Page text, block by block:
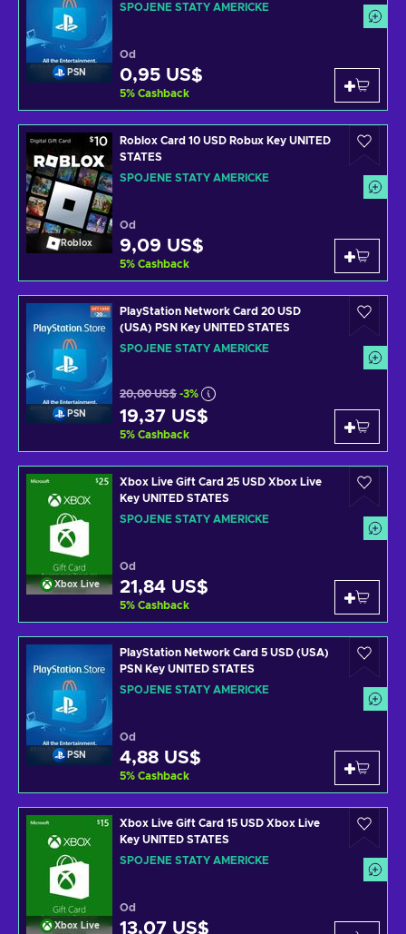
PSN
SPOJENÉ STÁTY AMERICKÉ
Od
0,95 US$
5% Cashback
Roblox
Roblox Card 10 USD Robux Key UNITED
STATES
SPOJENÉ STÁTY AMERICKÉ
Od
9,09 US$
5% Cashback
PSN
PlayStation Network Card 20 USD
(USA) PSN Key UNITED STATES
SPOJENÉ STÁTY AMERICKÉ
20,00 US$ -3%
19,37 US$
5% Cashback
Xbox Live
Xbox Live Gift Card 25 USD Xbox Live
Key UNITED STATES
SPOJENÉ STÁTY AMERICKÉ
Od
21,84 US$
5% Cashback
PSN
PlayStation Network Card 5 USD (USA)
PSN Key UNITED STATES
SPOJENÉ STÁTY AMERICKÉ
Od
4,88 US$
5% Cashback
Xbox Live
Xbox Live Gift Card 15 USD Xbox Live
Key UNITED STATES
SPOJENÉ STÁTY AMERICKÉ
Od
13,07 US$